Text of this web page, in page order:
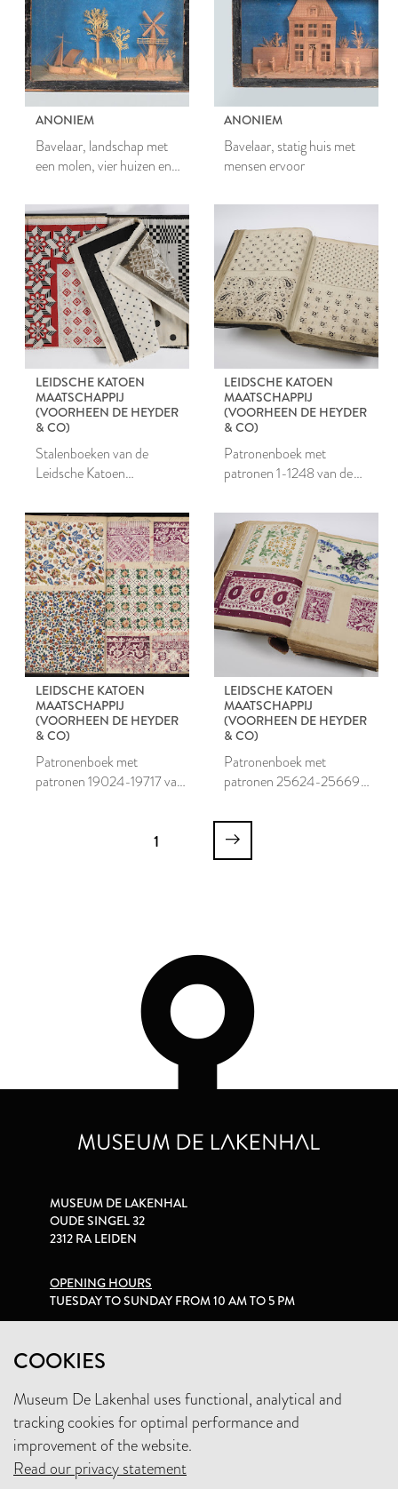
ANONIEM
Bavelaar, landschap met
een molen, vier huizen en
ANONIEM
Bavelaar, statig huis met
mensen ervoor
LEIDSCHE KATOEN
MAATSCHAPPIJ
(VOORHEEN DE HEYDER
& CO)
Stalenboeken van de
Leidsche Katoen
LEIDSCHE KATOEN
MAATSCHAPPIJ
(VOORHEEN DE HEYDER
& CO)
Patronenboek met
patronen 1-1248 van de
Maatschappij
LEIDSCHE KATOEN
MAATSCHAPPIJ
(VOORHEEN DE HEYDER
& CO)
Patronenboek met
patronen 19024-19717 van
LEIDSCHE KATOEN
MAATSCHAPPIJ
(VOORHEEN DE HEYDER
& CO)
Patronenboek met
patronen 25624-25669
Maatschappij
1
COOKIES
Museum De Lakenhal uses functional, analytical and
tracking cookies for optimal performance and
improvement of the website.
Read our privacy statement
MUSEUM DE LAKENHAL
OUDE SINGEL 32
2312 RA LEIDEN
OPENING HOURS
TUESDAY TO SUNDAY FROM 10 AM TO 5 PM
+31 (0)71 5165360
INFO@LAKENHAL.NL
SUPPORT THE MUSEUM